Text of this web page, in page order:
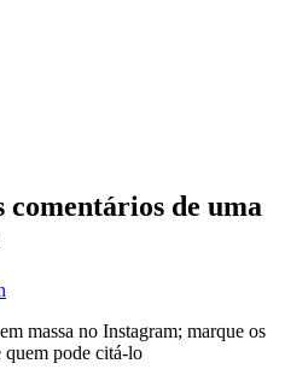
de uma
massa no Instagram; marque os
pode citá-lo